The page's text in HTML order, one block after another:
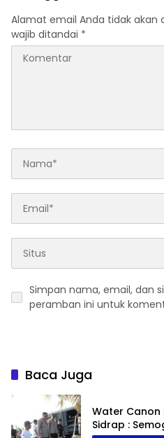
Alamat email Anda tidak akan
wajib ditandai *
Simpan nama, email, dan
peramban ini untuk
Baca Juga
Water Canon
Sidrap :